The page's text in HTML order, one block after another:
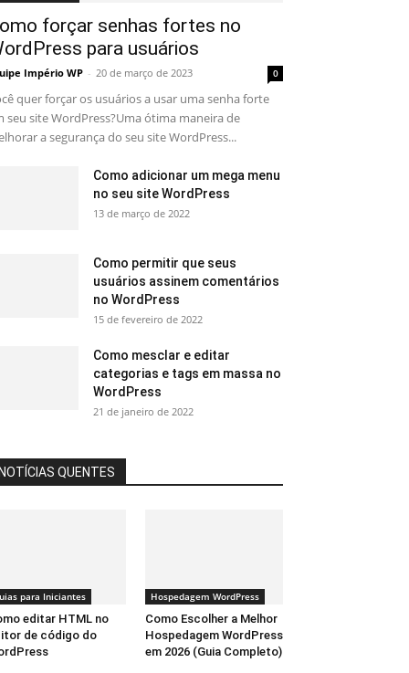
forçar senhas fortes no
para usuários
Império WP - 20 de março de 2023 0
quer forçar os usuários a usar uma senha forte
seu site WordPress?Uma ótima maneira de
a segurança do seu site WordPress...
Como adicionar um mega menu
no seu site WordPress
13 de março de 2022
Como permitir que seus
usuários assinem comentários
no WordPress
15 de fevereiro de 2022
Como mesclar e editar
categorias e tags em massa no
WordPress
21 de janeiro de 2022
QUENTES
para Iniciantes
editar HTML no
de código do
Hospedagem WordPress
Como Escolher a Melhor
Hospedagem WordPress
em 2026 (Guia Completo)